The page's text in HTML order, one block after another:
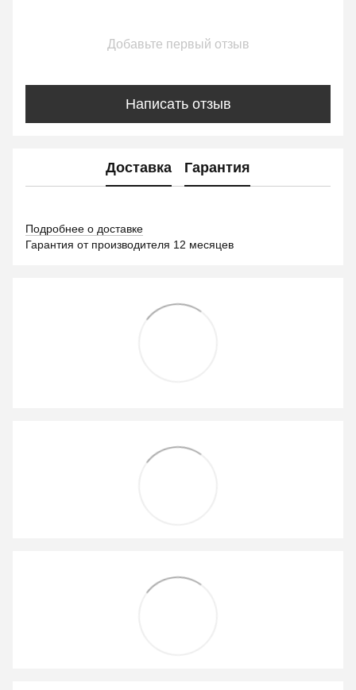
Добавьте первый отзыв
Написать отзыв
Доставка Гарантия
Подробнее о доставке
Гарантия от производителя 12 месяцев